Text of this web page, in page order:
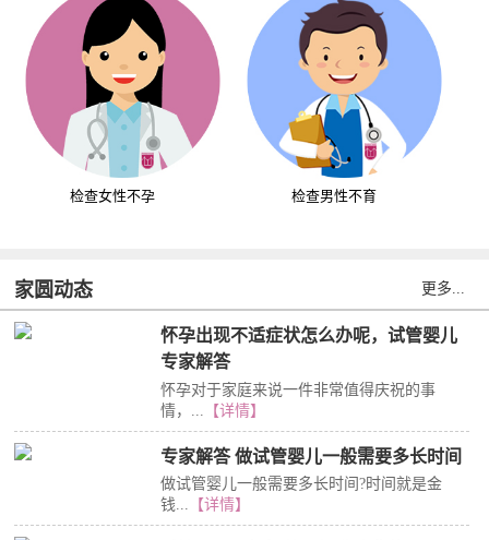
检查女性不孕 检查男性不育
家圆动态 更多...
怀孕出现不适症状怎么办呢，试管婴儿
专家解答
怀孕对于家庭来说一件非常值得庆祝的事
情，...
【详情】
专家解答 做试管婴儿一般需要多长时间
做试管婴儿一般需要多长时间?时间就是金
钱... 【详情】